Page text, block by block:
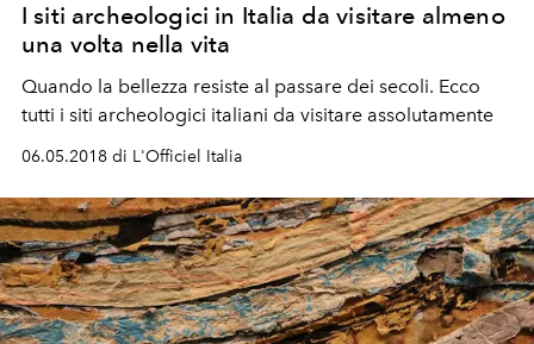
I siti archeologici in Italia da visitare almeno
una volta nella vita
Quando la bellezza resiste al passare dei secoli. Ecco
tutti i siti archeologici italiani da visitare assolutamente
06.05.2018 di L'Officiel Italia